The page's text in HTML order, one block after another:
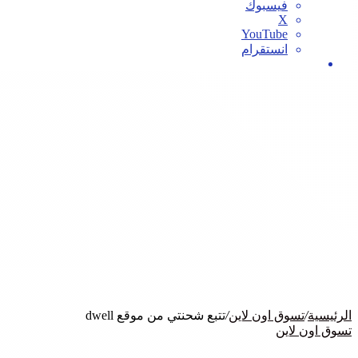
فيسبوك
‫X
‫YouTube
انستقرام
الرئيسية/تسوق اون لاين/تتبع شحنتي من موقع dwell
تسوق اون لاين